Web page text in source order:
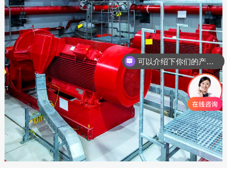
可以介绍下你们的产品么
你们是怎么收费的呢